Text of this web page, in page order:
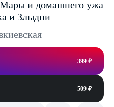
и домашнего ужа
и Злыдни
399 ₽
509 ₽